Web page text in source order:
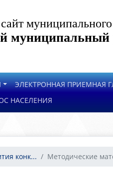
муниципального
муниципальный
ЭЛЕКТРОННАЯ ПРИЕМНАЯ
НАСЕЛЕНИЯ
конк... Методические